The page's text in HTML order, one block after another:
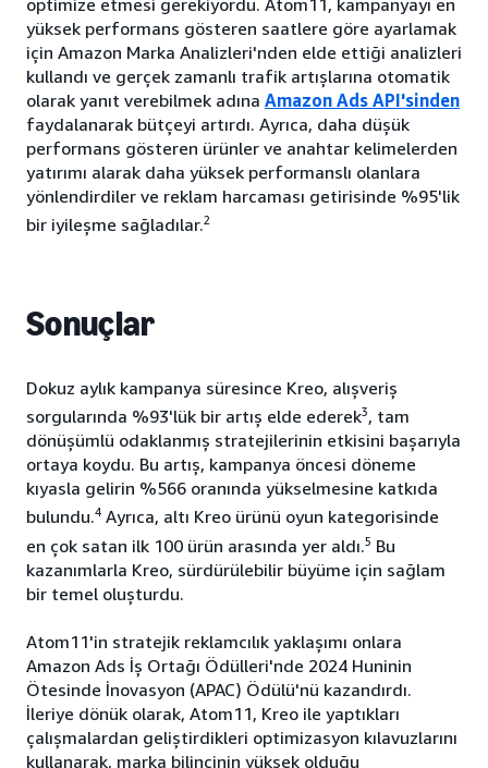
yüksek performans gösteren saatlere göre ayarlamak
için Amazon Marka Analizleri'nden elde ettiği analizleri
kullandı ve gerçek zamanlı trafik artışlarına otomatik
olarak yanıt verebilmek adına Amazon Ads API'sinden
faydalanarak bütçeyi artırdı. Ayrıca, daha düşük
performans gösteren ürünler ve anahtar kelimelerden
yatırımı alarak daha yüksek performanslı olanlara
yönlendirdiler ve reklam harcaması getirisinde %95'lik
bir iyileşme sağladılar.2
Sonuçlar
Dokuz aylık kampanya süresince Kreo, alışveriş
sorgularında %93'lük bir artış elde ederek3, tam
dönüşümlü odaklanmış stratejilerinin etkisini başarıyla
ortaya koydu. Bu artış, kampanya öncesi döneme
kıyasla gelirin %566 oranında yükselmesine katkıda
bulundu.4 Ayrıca, altı Kreo ürünü oyun kategorisinde
en çok satan ilk 100 ürün arasında yer aldı.5 Bu
kazanımlarla Kreo, sürdürülebilir büyüme için sağlam
bir temel oluşturdu.
Atom11'in stratejik reklamcılık yaklaşımı onlara
Amazon Ads İş Ortağı Ödülleri'nde 2024 Huninin
Ötesinde İnovasyon (APAC) Ödülü'nü kazandırdı.
İleriye dönük olarak, Atom11, Kreo ile yaptıkları
çalışmalardan geliştirdikleri optimizasyon kılavuzlarını
kullanarak, marka bilincinin yüksek olduğu